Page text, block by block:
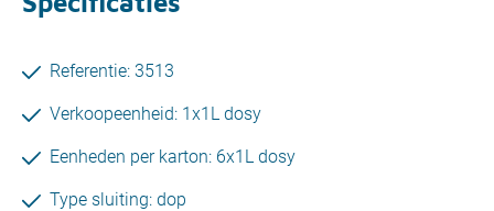
Referentie: 3513
Verkoopeenheid: 1x1L dosy
Eenheden per karton: 6x1L dosy
Type sluiting: dop